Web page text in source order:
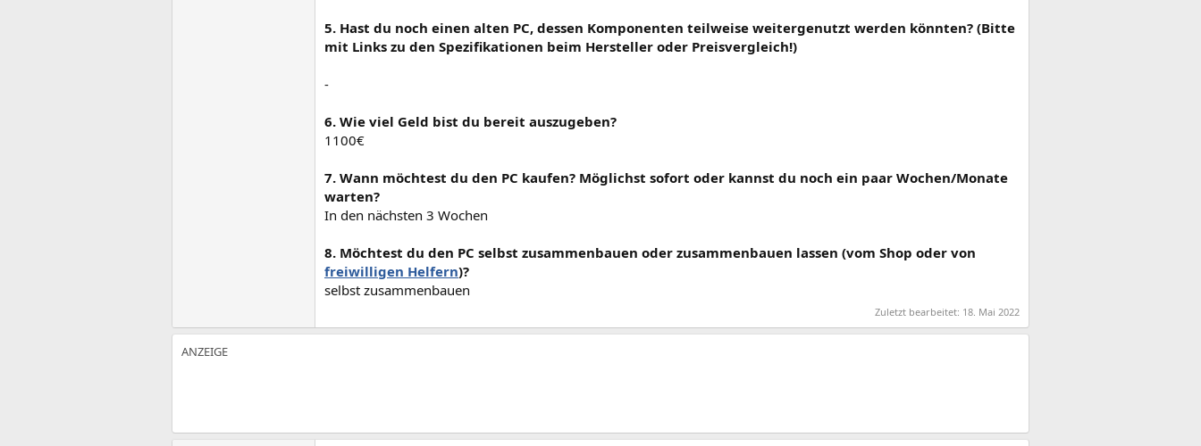
5. Hast du noch einen alten PC, dessen Komponenten teilweise weitergenutzt werden könnten? (Bitte
mit Links zu den Spezifikationen beim Hersteller oder Preisvergleich!)
-
6. Wie viel Geld bist du bereit auszugeben?
1100€
7. Wann möchtest du den PC kaufen? Möglichst sofort oder kannst du noch ein paar Wochen/Monate
warten?
In den nächsten 3 Wochen
8. Möchtest du den PC selbst zusammenbauen oder zusammenbauen lassen (vom Shop oder von
freiwilligen Helfern)?
selbst zusammenbauen
Zuletzt bearbeitet: 18. Mai 2022